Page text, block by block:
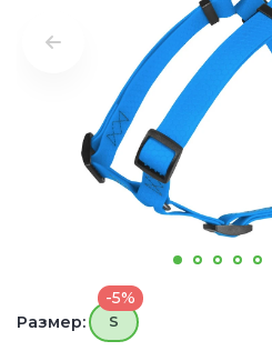
Размер:
-5%
S